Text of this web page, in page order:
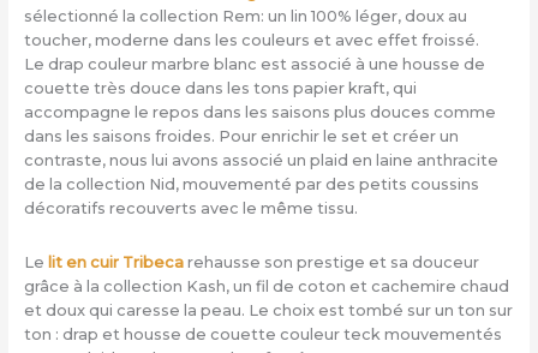
sélectionné la collection Rem: un lin 100% léger, doux au
toucher, moderne dans les couleurs et avec effet froissé.
Le drap couleur marbre blanc est associé à une housse de
couette très douce dans les tons papier kraft, qui
accompagne le repos dans les saisons plus douces comme
dans les saisons froides. Pour enrichir le set et créer un
contraste, nous lui avons associé un plaid en laine anthracite
de la collection Nid, mouvementé par des petits coussins
décoratifs recouverts avec le même tissu.
Le lit en cuir Tribecarehausse son prestige et sa douceur
grâce à la collection Kash, un fil de coton et cachemire chaud
et doux qui caresse la peau. Le choix est tombé sur un ton sur
ton : drap et housse de couette couleur teck mouvementés